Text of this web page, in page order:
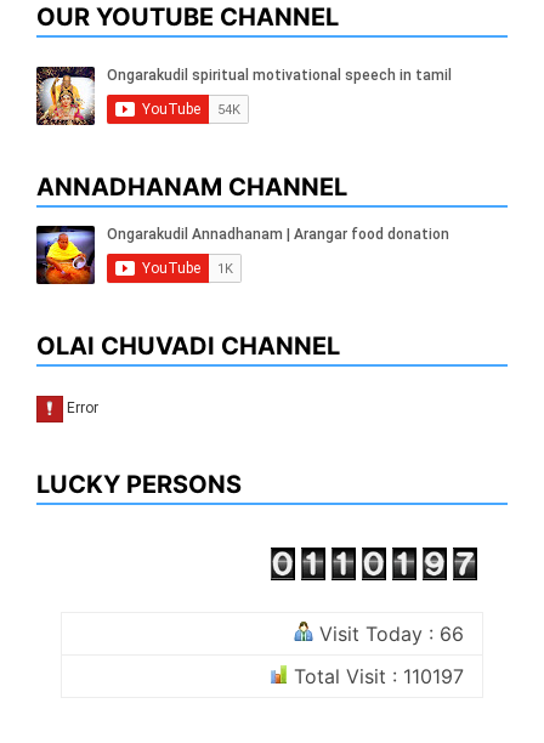
OUR YOUTUBE CHANNEL
ANNADHANAM CHANNEL
OLAI CHUVADI CHANNEL
LUCKY PERSONS
Visit Today : 66
Total Visit : 110197